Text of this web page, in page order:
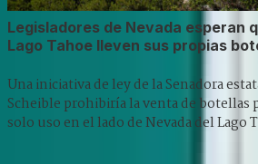
Legisladores de Nevada esperan
Lago Tahoe lleven sus propias
Una iniciativa de ley de la Senadora
Scheible prohibiría la venta de botellas
solo uso en el lado de Nevada del Lago